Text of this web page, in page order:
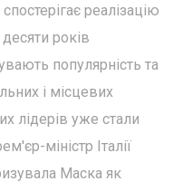
реалізацію
років
популярність та
і місцевих
лідерів уже стали
міністр Італії
Маска як